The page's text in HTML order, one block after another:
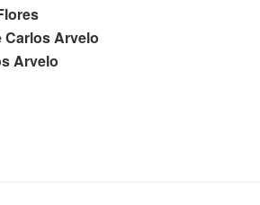
Arvelo
Arvelo